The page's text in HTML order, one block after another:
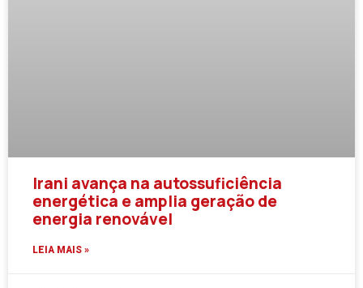
Irani avança na autossuficiência
energética e amplia geração de
energia renovável
LEIA MAIS »